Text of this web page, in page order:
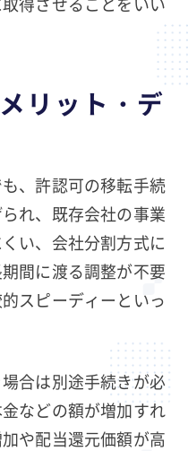
リット・デ
、許認可の移転手続
れ、既存会社の事業
い、会社分割方式に
間に渡る調整が不要
スピーディーといっ
合は別途手続きが必
などの額が増加すれ
や配当還元価額が高